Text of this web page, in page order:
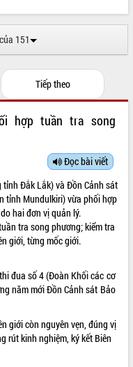
151
Tiếp theo
hợp tuần tra song
Đọc bài viết
Đắk Lắk) và Đồn Cảnh sát
tỉnh Mundulkiri) vừa phối hợp
hai đơn vị quản lý.
tra song phương; kiểm tra
giới, từng mốc giới.
đua số 4 (Đoàn Khối các cơ
năm mới Đồn Cảnh sát Bảo
giới còn nguyên vẹn, đúng vị
rút kinh nghiệm, ký kết Biên